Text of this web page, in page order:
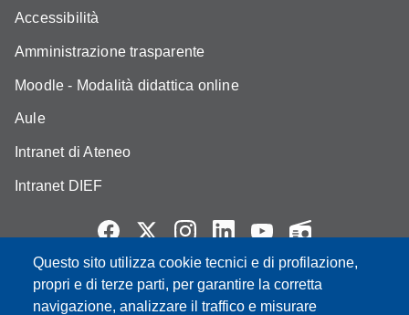
Questo sito utilizza cookie tecnici e di profilazione,
propri e di terze parti, per garantire la corretta
navigazione, analizzare il traffico e misurare
Accessibilità
Amministrazione trasparente
Moodle - Modalità didattica online
Aule
Intranet di Ateneo
Intranet DIEF
Partita IVA: 00427620364
e-mail: urp@unimore.it